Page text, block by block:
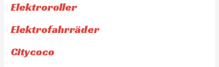
Elektroroller
Elektrofahrräder
Citycoco